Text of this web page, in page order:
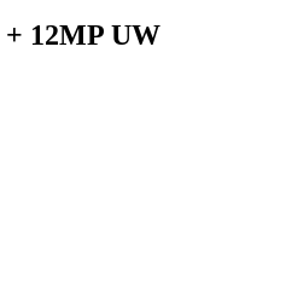
12MP UW